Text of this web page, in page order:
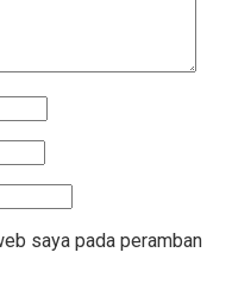
saya pada peramban